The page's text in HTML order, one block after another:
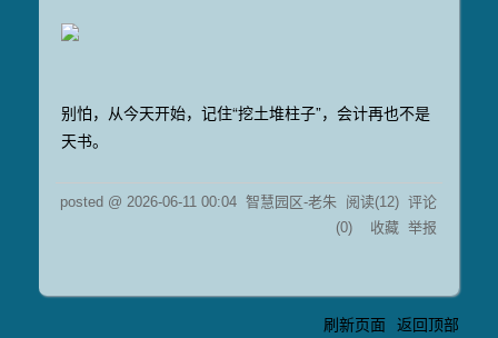
别怕，从今天开始，记住“挖土堆柱子”，会计再也不是
天书。
posted @ 2026-06-11 00:04 智慧园区-老朱 阅读(12) 评论
(0) 收藏 举报
刷新页面 返回顶部